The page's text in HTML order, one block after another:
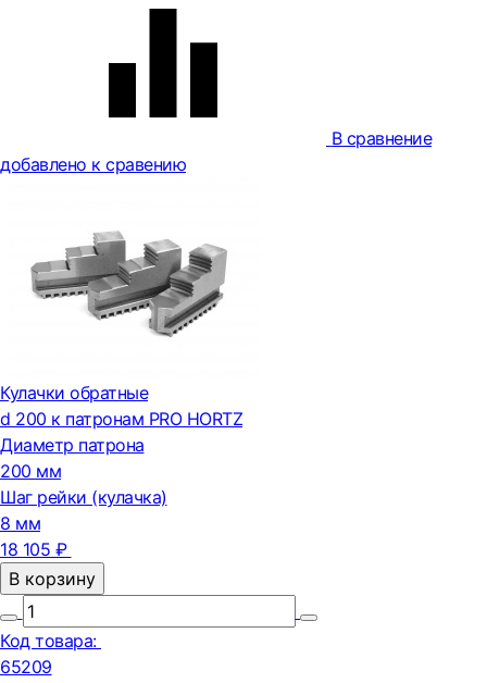
В сравнение
добавлено к сравению
Кулачки обратные
d 200 к патронам PRO HORTZ
Диаметр патрона
200 мм
Шаг рейки (кулачка)
8 мм
18 105 ₽
В корзину
Код товара:
65209